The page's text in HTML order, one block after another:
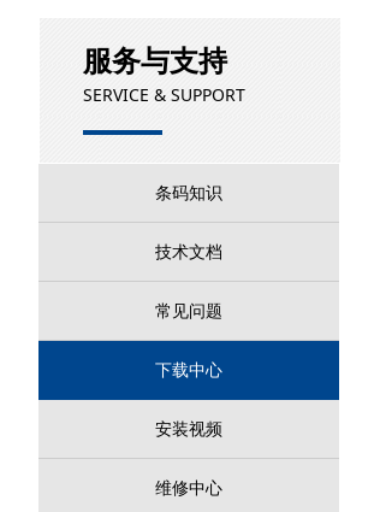
条码知识
技术文档
常见问题
下载中心
安装视频
维修中心
服务与支持
SERVICE & SUPPORT